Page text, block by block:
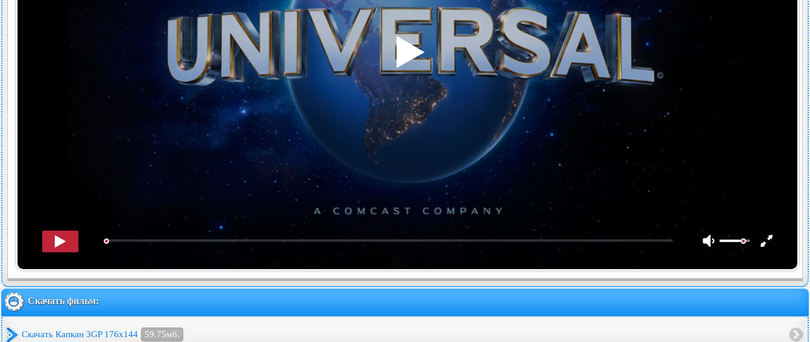
Скачать фильм:
Скачать Капкан 3GP 176x144 59.75мб.